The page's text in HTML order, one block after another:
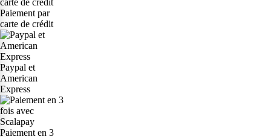
Paiement par
carte de crédit
Paypal et
American
Express
Paiement en 3